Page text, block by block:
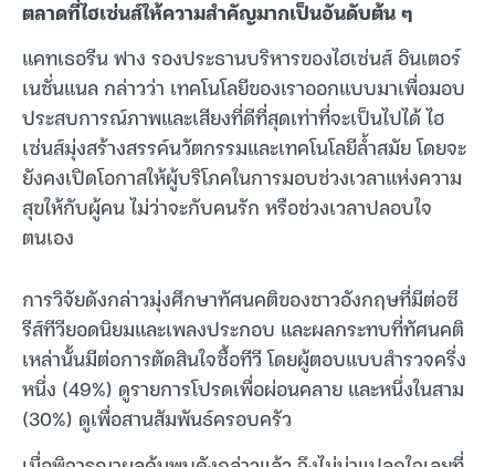
ตลาดที่ไฮเซ่นส์ให้ความสำคัญมากเป็นอันดับต้น ๆ
แคทเธอรีน ฟาง รองประธานบริหารของไฮเซ่นส์ อินเตอร์
เนชั่นแนล กล่าวว่า เทคโนโลยีของเราออกแบบมาเพื่อมอบ
ประสบการณ์ภาพและเสียงที่ดีที่สุดเท่าที่จะเป็นไปได้ ไฮ
เซ่นส์มุ่งสร้างสรรค์นวัตกรรมและเทคโนโลยีล้ำสมัย โดยจะ
ยังคงเปิดโอกาสให้ผู้บริโภคในการมอบช่วงเวลาแห่งความ
สุขให้กับผู้คน ไม่ว่าจะกับคนรัก หรือช่วงเวลาปลอบใจ
ตนเอง
การวิจัยดังกล่าวมุ่งศึกษาทัศนคติของชาวอังกฤษที่มีต่อซี
รีส์ทีวียอดนิยมและเพลงประกอบ และผลกระทบที่ทัศนคติ
เหล่านั้นมีต่อการตัดสินใจซื้อทีวี โดยผู้ตอบแบบสำรวจครึ่ง
หนึ่ง (49%) ดูรายการโปรดเพื่อผ่อนคลาย และหนึ่งในสาม
(30%) ดูเพื่อสานสัมพันธ์ครอบครัว